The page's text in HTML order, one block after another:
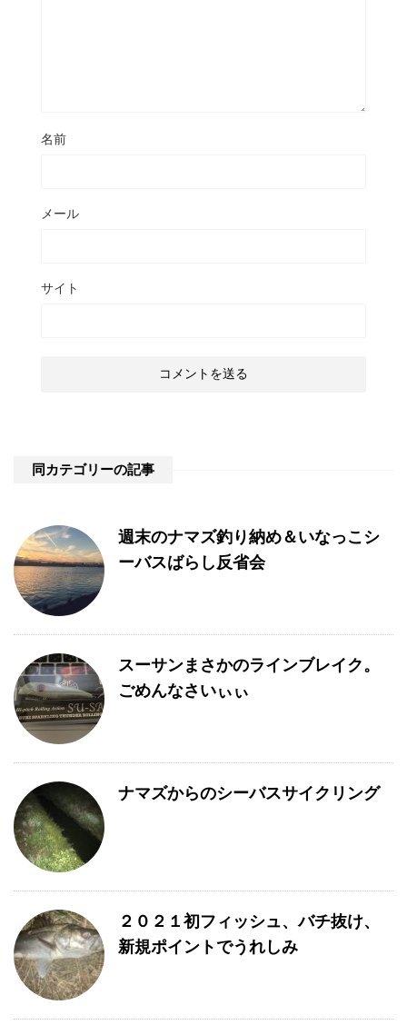
名前
メール
サイト
同カテゴリーの記事
週末のナマズ釣り納め＆いなっこシ
ーバスばらし反省会
スーサンまさかのラインブレイク。
ごめんなさいぃぃ
ナマズからのシーバスサイクリング
２０２１初フィッシュ、バチ抜け、
新規ポイントでうれしみ